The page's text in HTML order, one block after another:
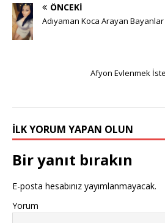
ÖNCEKI
Adıyaman Koca Arayan Bayanlar
Afyon Evlenmek
İLK YORUM YAPAN OLUN
Bir yanıt bırakın
E-posta hesabınız yayımlanmayacak.
Yorum